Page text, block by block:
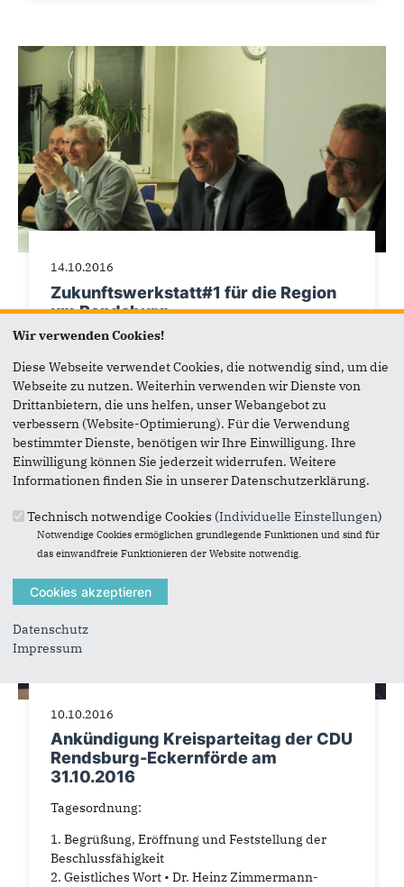
14.10.2016
Zukunftswerkstatt#1 für die Region
um Rendsburg
Auf Einladung des Landtagsabgeordneten Hans
Hinrich Neve fand in Westerrönfeld die erste
Zukunftswerkstatt für die Region Rendsburg
statt....
10.10.2016
Ankündigung Kreisparteitag der CDU
Rendsburg-Eckernförde am
31.10.2016
Tagesordnung:
1. Begrüßung, Eröffnung und Feststellung der
Beschlussfähigkeit
2. Geistliches Wort • Dr. Heinz Zimmermann-
Wir verwenden Cookies!
Diese Webseite verwendet Cookies, die notwendig sind, um die
Webseite zu nutzen. Weiterhin verwenden wir Dienste von
Drittanbietern, die uns helfen, unser Webangebot zu
verbessern (Website-Optimierung). Für die Verwendung
bestimmter Dienste, benötigen wir Ihre Einwilligung. Ihre
Einwilligung können Sie jederzeit widerrufen. Weitere
Informationen finden Sie in unserer Datenschutzerklärung.
Technisch notwendige Cookies (Individuelle Einstellungen)
Notwendige Cookies ermöglichen grundlegende Funktionen und sind für
das einwandfreie Funktionieren der Website notwendig.
Datenschutz
Impressum